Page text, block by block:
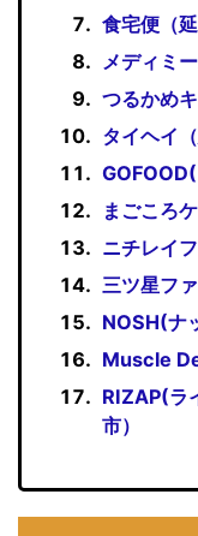
食宅便（延
メディミ
つるかめ
タイヘイ（
まごころ
ニチレイ
三ツ星フ
NOSH(ナ
Muscle
RIZAP(ラ
市）